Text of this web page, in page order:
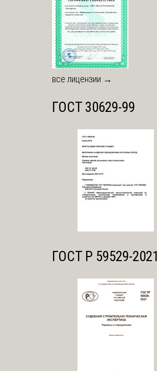
все лицензии →
ГОСТ 30629-99
ГОСТ Р 59529-2021